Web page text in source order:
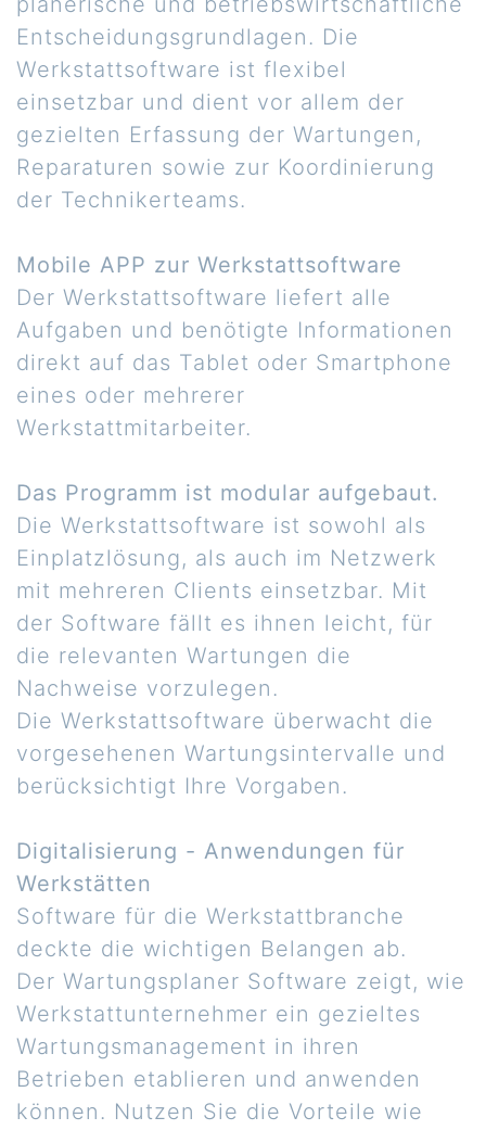
Entscheidungsgrundlagen. Die
Werkstattsoftware ist flexibel
einsetzbar und dient vor allem der
gezielten Erfassung der Wartungen,
Reparaturen sowie zur Koordinierung
der Technikerteams.
Mobile APP zur Werkstattsoftware
Der Werkstattsoftware liefert alle
Aufgaben und benötigte Informationen
direkt auf das Tablet oder Smartphone
eines oder mehrerer
Werkstattmitarbeiter.
Das Programm ist modular aufgebaut.
Die Werkstattsoftware ist sowohl als
Einplatzlösung, als auch im Netzwerk
mit mehreren Clients einsetzbar. Mit
der Software fällt es ihnen leicht, für
die relevanten Wartungen die
Nachweise vorzulegen.
Die Werkstattsoftware überwacht die
vorgesehenen Wartungsintervalle und
berücksichtigt Ihre Vorgaben.
Digitalisierung - Anwendungen für
Werkstätten
Software für die Werkstattbranche
deckte die wichtigen Belangen ab.
Der Wartungsplaner Software zeigt, wie
Werkstattunternehmer ein gezieltes
Wartungsmanagement in ihren
Betrieben etablieren und anwenden
können. Nutzen Sie die Vorteile wie